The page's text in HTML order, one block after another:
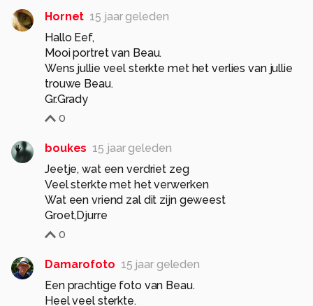
Hornet 15 jaar geleden
Hallo Eef,
Mooi portret van Beau.
Wens jullie veel sterkte met het verlies van jullie
trouwe Beau.
Gr.Grady
0
boukes 15 jaar geleden
Jeetje, wat een verdriet zeg
Veel sterkte met het verwerken
Wat een vriend zal dit zijn geweest
Groet,Djurre
0
Damarofoto 15 jaar geleden
Een prachtige foto van Beau.
Heel veel sterkte.